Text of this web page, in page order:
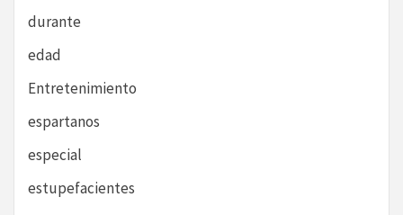
durante
edad
Entretenimiento
espartanos
especial
estupefacientes